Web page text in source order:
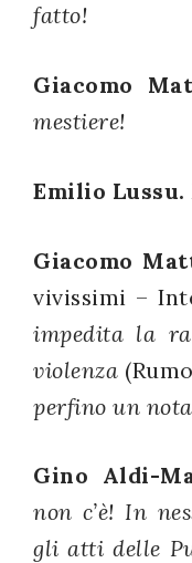
fatto!
Giacomo
mestiere!
Emilio Lussu.
Giacomo
vivissimi –
impedita la
violenza
perfino un
Gino Aldi-
non c’è! In
gli atti delle